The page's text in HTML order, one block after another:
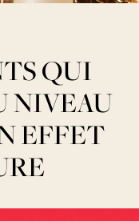
QUI
NIVEAU
EFFET